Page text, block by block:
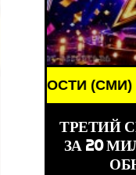
/// СВЕЖИЕ
ТРЕТИЙ
ЗА 20